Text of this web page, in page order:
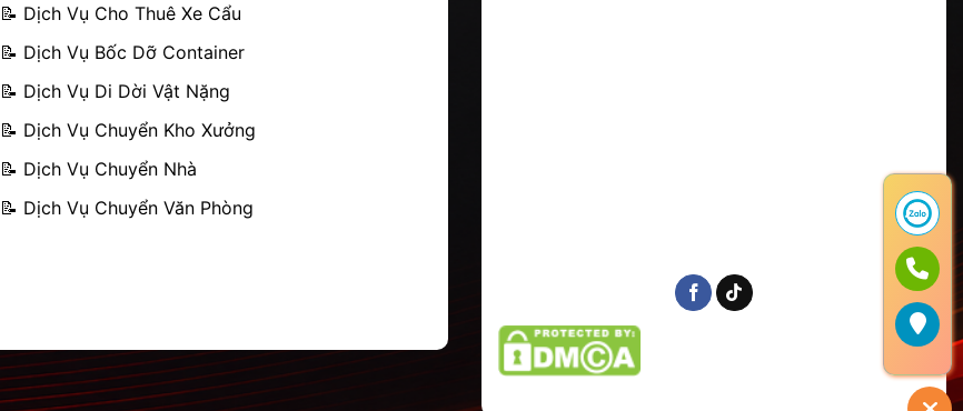
📝 Dịch Vụ Cho Thuê Xe Cẩu
📝 Dịch Vụ Bốc Dỡ Container
📝 Dịch Vụ Di Dời Vật Nặng
📝 Dịch Vụ Chuyển Kho Xưởng
📝 Dịch Vụ Chuyển Nhà
📝 Dịch Vụ Chuyển Văn Phòng